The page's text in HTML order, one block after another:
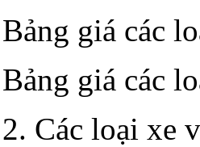
Bảng giá các
Bảng giá các
2. Các loại xe